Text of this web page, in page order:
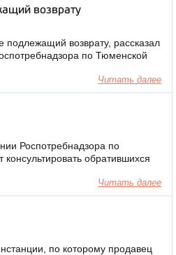
возврату
подлежащий возврату, рассказал
по Тюменской
Читать далее
Роспотребнадзора по
обратившихся
Читать далее
по которому продавец